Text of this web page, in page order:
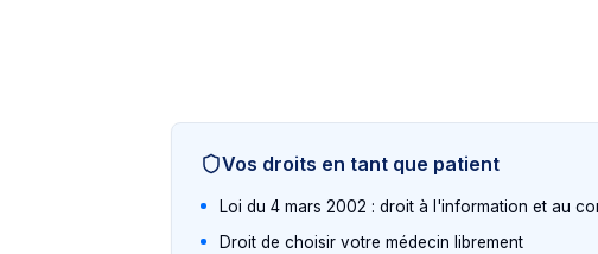
Vos droits en tant que patient
Loi du 4 mars 2002 : droit à l'information et au
Droit de choisir votre médecin librement